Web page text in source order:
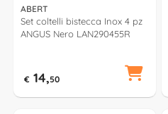
ABERT
Set coltelli bistecca Inox 4 pz
ANGUS Nero LAN290455R
€ 14,50